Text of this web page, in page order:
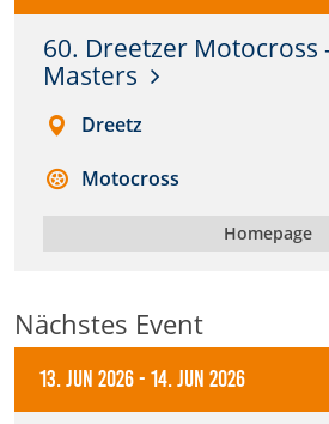
60. Dreetzer Motocross
Masters
Dreetz
Motocross
Homepage
Nächstes Event
13. Jun 2026-14. Jun 2026
Anbieter:
DMSB
Zweck:
verwendeten Hintergrundbildern
Cookie Consent
Name:
cookie_consent